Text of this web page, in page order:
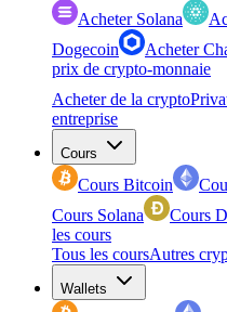
Acheter Solana
Dogecoin
Acheter
prix de crypto-monnaie
Acheter de la crypto
entreprise
Cours
Cours Bitcoin
Cours Solana
Cours
les cours
Tous les coursAutres
Wallets